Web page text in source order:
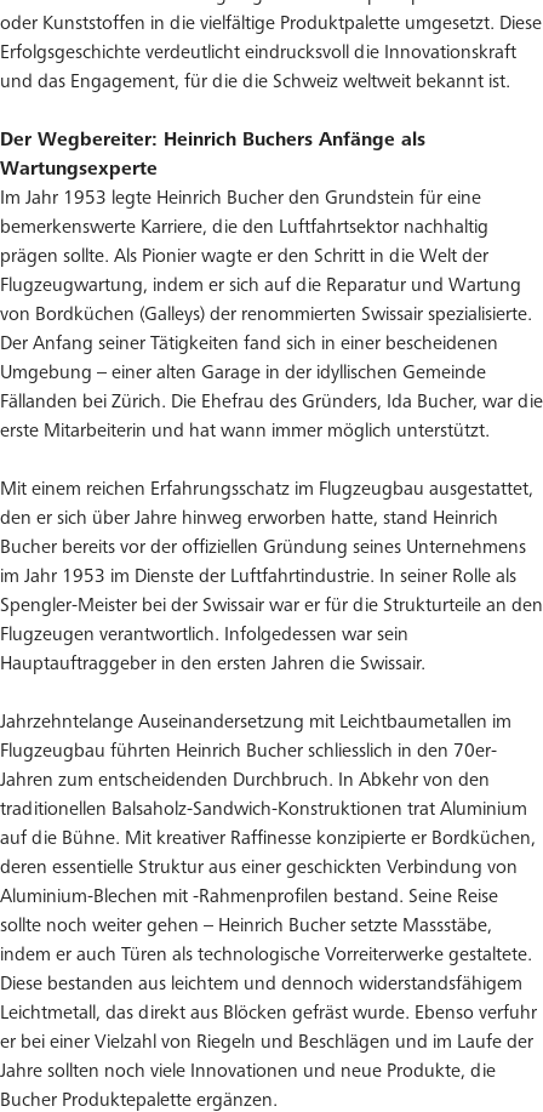
oder Kunststoffen in die vielfältige Produktpalette umgesetzt. Diese
Erfolgsgeschichte verdeutlicht eindrucksvoll die Innovationskraft
und das Engagement, für die die Schweiz weltweit bekannt ist.
Der Wegbereiter: Heinrich Buchers Anfänge als
Wartungsexperte
Im Jahr 1953 legte Heinrich Bucher den Grundstein für eine
bemerkenswerte Karriere, die den Luftfahrtsektor nachhaltig
prägen sollte. Als Pionier wagte er den Schritt in die Welt der
Flugzeugwartung, indem er sich auf die Reparatur und Wartung
von Bordküchen (Galleys) der renommierten Swissair spezialisierte.
Der Anfang seiner Tätigkeiten fand sich in einer bescheidenen
Umgebung – einer alten Garage in der idyllischen Gemeinde
Fällanden bei Zürich. Die Ehefrau des Gründers, Ida Bucher, war die
erste Mitarbeiterin und hat wann immer möglich unterstützt.
Mit einem reichen Erfahrungsschatz im Flugzeugbau ausgestattet,
den er sich über Jahre hinweg erworben hatte, stand Heinrich
Bucher bereits vor der offiziellen Gründung seines Unternehmens
im Jahr 1953 im Dienste der Luftfahrtindustrie. In seiner Rolle als
Spengler-Meister bei der Swissair war er für die Strukturteile an den
Flugzeugen verantwortlich. Infolgedessen war sein
Hauptauftraggeber in den ersten Jahren die Swissair.
Jahrzehntelange Auseinandersetzung mit Leichtbaumetallen im
Flugzeugbau führten Heinrich Bucher schliesslich in den 70er-
Jahren zum entscheidenden Durchbruch. In Abkehr von den
traditionellen Balsaholz-Sandwich-Konstruktionen trat Aluminium
auf die Bühne. Mit kreativer Raffinesse konzipierte er Bordküchen,
deren essentielle Struktur aus einer geschickten Verbindung von
Aluminium-Blechen mit -Rahmenprofilen bestand. Seine Reise
sollte noch weiter gehen – Heinrich Bucher setzte Massstäbe,
indem er auch Türen als technologische Vorreiterwerke gestaltete.
Diese bestanden aus leichtem und dennoch widerstandsfähigem
Leichtmetall, das direkt aus Blöcken gefräst wurde. Ebenso verfuhr
er bei einer Vielzahl von Riegeln und Beschlägen und im Laufe der
Jahre sollten noch viele Innovationen und neue Produkte, die
Bucher Produktepalette ergänzen.